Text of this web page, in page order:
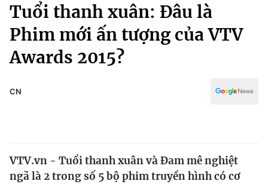
Chính trị
Xã hội
Tin tức
Kinh tế
Truyền hình
Văn hóa - Giải trí
Đời sống
Tuổi thanh xuân: Đâu là
Phim mới ấn tượng của VTV
Awards 2015?
CN
VTV.vn - Tuổi thanh xuân và Đam mê nghiệt
ngã là 2 trong số 5 bộ phim truyền hình có cơ